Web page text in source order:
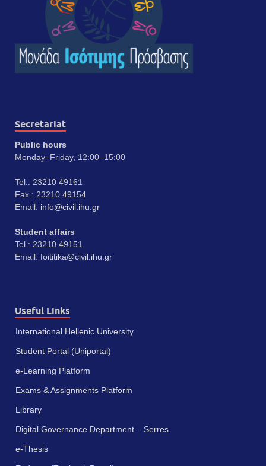
Secretariat
Public hours
Monday–Friday, 12:00–15:00
Tel.: 23210 49161
Fax.: 23210 49154
Email: info@civil.ihu.gr
Student affairs
Tel.: 23210 49151
Email: foititika@civil.ihu.gr
Useful Links
International Hellenic University
Student Portal (Uniportal)
e-Learning Platform
Exams & Assignments Platform
Library
Digital Governance Department – Serres
e-Thesis